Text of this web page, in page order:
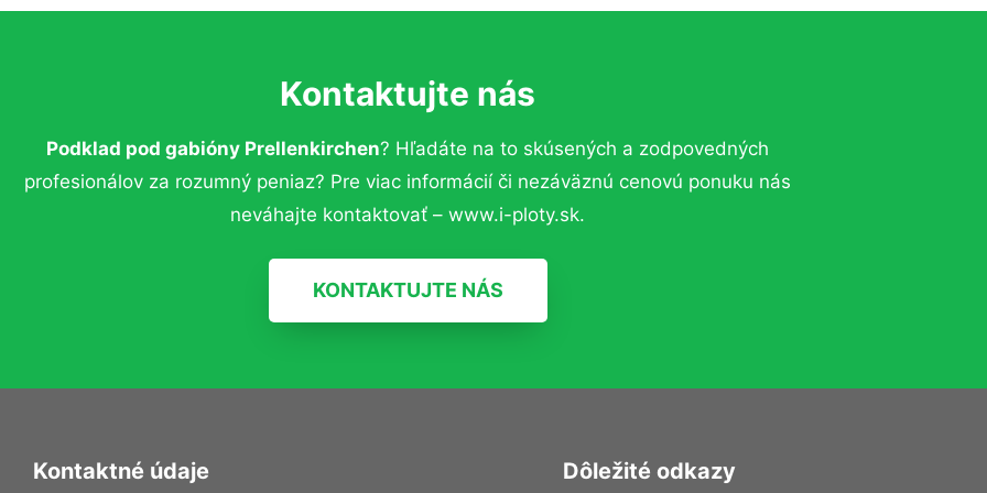
Kontaktujte nás
Podklad pod gabióny Prellenkirchen? Hľadáte na to skúsených a zodpovedných
profesionálov za rozumný peniaz? Pre viac informácií či nezáväznú cenovú ponuku nás
neváhajte kontaktovať – www.i-ploty.sk.
KONTAKTUJTE NÁS
Kontaktné údaje Dôležité odkazy